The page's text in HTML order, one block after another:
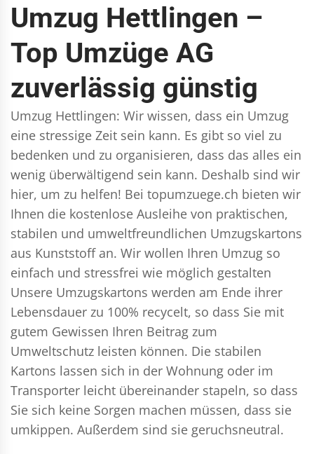
Umzug Hettlingen –
Top Umzüge AG
zuverlässig günstig
Umzug Hettlingen: Wir wissen, dass ein Umzug
eine stressige Zeit sein kann. Es gibt so viel zu
bedenken und zu organisieren, dass das alles ein
wenig überwältigend sein kann. Deshalb sind wir
hier, um zu helfen! Bei topumzuege.ch bieten wir
Ihnen die kostenlose Ausleihe von praktischen,
stabilen und umweltfreundlichen Umzugskartons
aus Kunststoff an. Wir wollen Ihren Umzug so
einfach und stressfrei wie möglich gestalten
Unsere Umzugskartons werden am Ende ihrer
Lebensdauer zu 100% recycelt, so dass Sie mit
gutem Gewissen Ihren Beitrag zum
Umweltschutz leisten können. Die stabilen
Kartons lassen sich in der Wohnung oder im
Transporter leicht übereinander stapeln, so dass
Sie sich keine Sorgen machen müssen, dass sie
umkippen. Außerdem sind sie geruchsneutral.